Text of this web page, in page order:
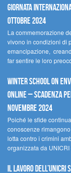
Giornata
ottobre 2024
La commemorazione
vivono in condizioni di
emancipazione,
far sentire le loro
Winter School on
Online – Scadenza
novembre 2024
Poiché le sfide
conoscenze
lotta contro i crimini
organizzata da UNICRI
Il lavoro